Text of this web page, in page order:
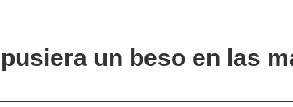
un beso en las